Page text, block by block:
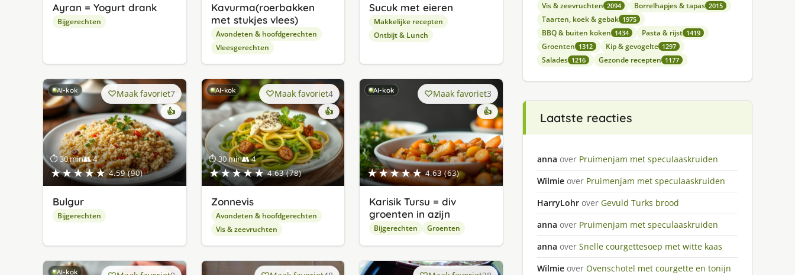
Ayran = Yogurt drank
Bijgerechten
Kavurma(roerbakken
met stukjes vlees)
Avondeten & hoofdgerechten
Vleesgerechten
Sucuk met eieren
Makkelijke recepten
Ontbijt & Lunch
AI-kok
⏱ 30 min👥 4
★★★★★ 4.59 (90)
Maak favoriet7
👍
Bulgur
Bijgerechten
AI-kok
⏱ 30 min👥 4
★★★★★ 4.63 (78)
Maak favoriet4
👍
Zonnevis
Avondeten & hoofdgerechten
Vis & zeevruchten
AI-kok
★★★★★ 4.63 (63)
Maak favoriet3
👍
Karisik Tursu = div
groenten in azijn
Bijgerechten Groenten
AI-kok
Vis & zeevruchten 2094 Borrelhapjes & tapas 2015
Taarten, koek & gebak 1975
BBQ & buiten koken 1434 Pasta & rijst 1419
Groenten 1312 Kip & gevogelte 1297
Salades 1216 Gezonde recepten 1177
Laatste reacties
anna over Pruimenjam met speculaaskruiden
Wilmie over Pruimenjam met speculaaskruiden
HarryLohr over Gevuld Turks brood
anna over Pruimenjam met speculaaskruiden
anna over Snelle courgettesoep met witte kaas
Wilmie over Ovenschotel met courgette en tonijn